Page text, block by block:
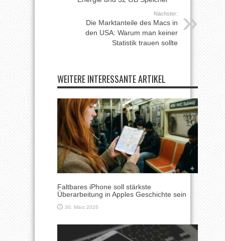
Nächster:
Die Marktanteile des Macs in
den USA: Warum man keiner
Statistik trauen sollte
WEITERE INTERESSANTE ARTIKEL
Faltbares iPhone soll stärkste
Überarbeitung in Apples Geschichte sein
30. März 2026